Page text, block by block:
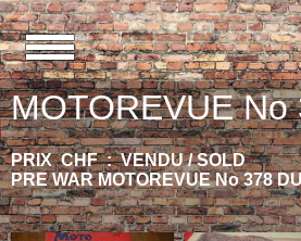
MOTOREVUE No
PRIX CHF : VENDU / SOLD
PRE WAR MOTOREVUE No 378